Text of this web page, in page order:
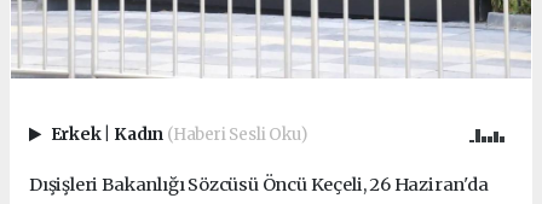
Erkek Kadın (Haberi Sesli Oku)
Dışişleri Bakanlığı Sözcüsü Öncü Keçeli, 26 Haziran'da